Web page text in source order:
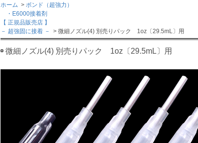
ホーム > ボンド（超強力）
・E6000接着剤
【 正規品販売店 】
－ 超強固に接着 －
> 微細ノズル(4) 別売りパック 1oz〔29.5mL〕用
微細ノズル(4) 別売りパック 1oz〔29.5mL〕用